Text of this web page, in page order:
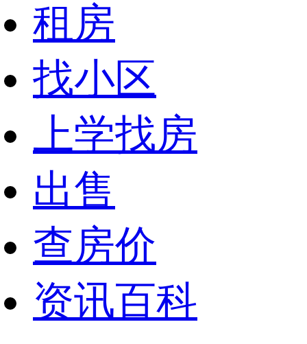
租房
找小区
上学找房
出售
查房价
资讯百科